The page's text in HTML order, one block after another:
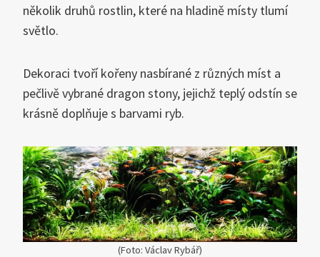
několik druhů rostlin, které na hladině místy tlumí
světlo.
Dekoraci tvoří kořeny nasbírané z různých míst a
pečlivě vybrané dragon stony, jejichž teplý odstín se
krásně doplňuje s barvami ryb.
(Foto: Václav Rybář)